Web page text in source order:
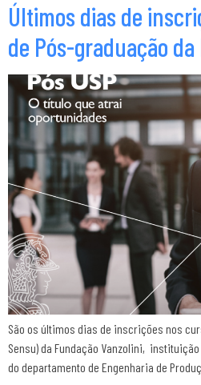
Últimos dias de
de Pós-graduação da
São os últimos dias de inscrições nos
Sensu) da Fundação Vanzolini,
do departamento de Engenharia de